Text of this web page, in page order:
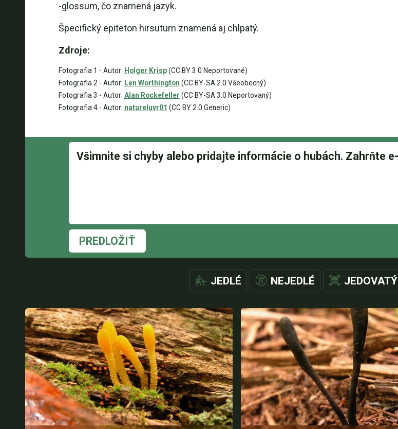
-glossum, čo znamená jazyk.
Špecifický epiteton hirsutum znamená aj chlpatý.
Zdroje:
Fotografia 1 - Autor: Holger Krisp(CC BY 3.0 Neportované)
Fotografia 2 - Autor: Len Worthington (CC BY-SA 2.0 Všeobecný)
Fotografia 3 - Autor: Alan Rockefeller (CC BY-SA 3.0 Neportovaný)
Fotografia 4 - Autor: natureluvr01 (CC BY 2.0 Generic)
PREDLOŽIŤ
JEDLÉ NEJEDLÉ JEDOVATÝ